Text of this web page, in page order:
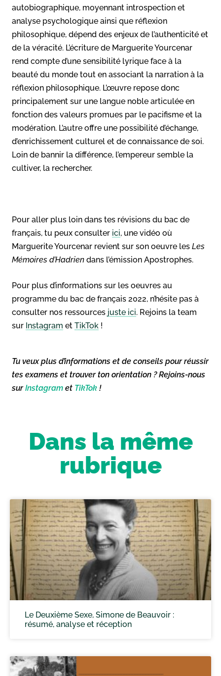
autobiographique, moyennant introspection et
analyse psychologique ainsi que réflexion
philosophique, dépend des enjeux de l’authenticité et
de la véracité. L’écriture de Marguerite Yourcenar
rend compte d’une sensibilité lyrique face à la
beauté du monde tout en associant la narration à la
réflexion philosophique. L’œuvre repose donc
principalement sur une langue noble articulée en
fonction des valeurs promues par le pacifisme et la
modération. L’autre offre une possibilité d’échange,
d’enrichissement culturel et de connaissance de soi.
Loin de bannir la différence, l’empereur semble la
cultiver, la rechercher.
Pour aller plus loin dans tes révisions du bac de
français, tu peux consulter ici, une vidéo où
Marguerite Yourcenar revient sur son oeuvre les Les
Mémoires d’Hadrien dans l’émission Apostrophes.
Pour plus d’informations sur les oeuvres au
programme du bac de français 2022, n’hésite pas à
consulter nos ressources juste ici. Rejoins la team
sur Instagram et TikTok !
Tu veux plus d’informations et de conseils pour réussir
tes examens et trouver ton orientation ? Rejoins-nous
surInstagram et TikTok !
Dans la même
rubrique
Le Deuxième Sexe, Simone de Beauvoir :
résumé, analyse et réception